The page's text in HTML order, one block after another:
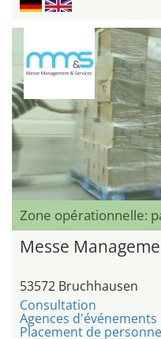
Zone opérationnelle:
Messe
53572 Bruchhausen
Consultation
Agences d'événements
Placement de